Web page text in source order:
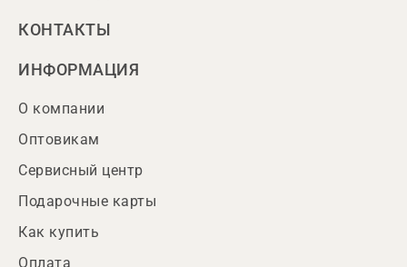
КОНТАКТЫ
ИНФОРМАЦИЯ
О компании
Оптовикам
Сервисный центр
Подарочные карты
Как купить
Оплата